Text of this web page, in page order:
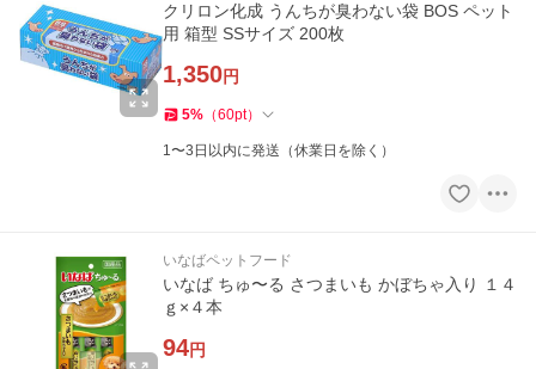
クリロン化成 うんちが臭わない袋 BOS ペット
用 箱型 SSサイズ 200枚
1,350円
5% （60pt）
1〜3日以内に発送（休業日を除く）
いなばペットフード
いなば ちゅ〜る さつまいも かぼちゃ入り １４
ｇ×４本
94円